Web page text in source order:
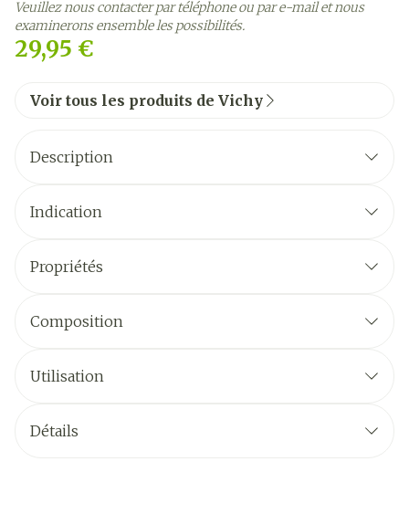
29,95 €
Veuillez nous contacter par téléphone ou par e-mail et nous
examinerons ensemble les possibilités.
Voir tous les produits de Vichy
Description
Indication
Propriétés
Composition
Utilisation
Détails